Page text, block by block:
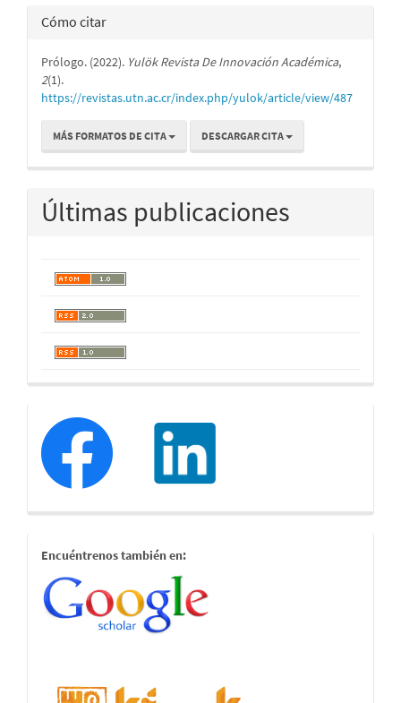
Cómo citar
Prólogo. (2022). Yulök Revista De Innovación Académica,
2(1).
https://revistas.utn.ac.cr/index.php/yulok/article/view/487
MÁS FORMATOS DE CITA DESCARGAR CITA
Últimas publicaciones
redessociales
estamostambien
Encuéntrenos también en: